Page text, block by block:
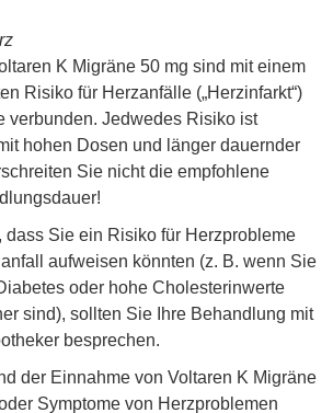
K Migräne 50 mg sind mit einem
Risiko für Herzanfälle („Herzinfarkt“)
verbunden. Jedwedes Risiko ist
hohen Dosen und länger dauernder
Sie nicht die empfohlene
dass Sie ein Risiko für Herzprobleme
aufweisen könnten (z. B. wenn Sie
oder hohe Cholesterinwerte
sind), sollten Sie Ihre Behandlung mit
besprechen.
der Einnahme von Voltaren K Migräne
Symptome von Herzproblemen